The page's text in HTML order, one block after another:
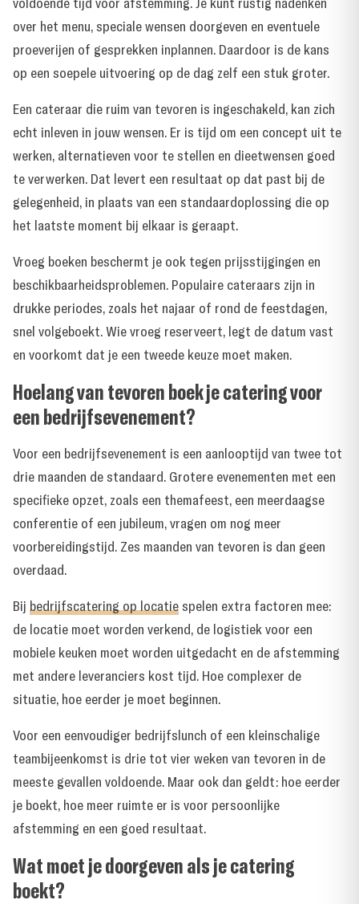
over het menu, speciale wensen doorgeven en eventuele
proeverijen of gesprekken inplannen. Daardoor is de kans
op een soepele uitvoering op de dag zelf een stuk groter.
Een cateraar die ruim van tevoren is ingeschakeld, kan zich
echt inleven in jouw wensen. Er is tijd om een concept uit te
werken, alternatieven voor te stellen en dieetwensen goed
te verwerken. Dat levert een resultaat op dat past bij de
gelegenheid, in plaats van een standaardoplossing die op
het laatste moment bij elkaar is geraapt.
Vroeg boeken beschermt je ook tegen prijsstijgingen en
beschikbaarheidsproblemen. Populaire cateraars zijn in
drukke periodes, zoals het najaar of rond de feestdagen,
snel volgeboekt. Wie vroeg reserveert, legt de datum vast
en voorkomt dat je een tweede keuze moet maken.
Hoelang van tevoren boek je catering voor
een bedrijfsevenement?
Voor een bedrijfsevenement is een aanlooptijd van twee tot
drie maanden de standaard. Grotere evenementen met een
specifieke opzet, zoals een themafeest, een meerdaagse
conferentie of een jubileum, vragen om nog meer
voorbereidingstijd. Zes maanden van tevoren is dan geen
overdaad.
Bij bedrijfscatering op locatiespelen extra factoren mee:
de locatie moet worden verkend, de logistiek voor een
mobiele keuken moet worden uitgedacht en de afstemming
met andere leveranciers kost tijd. Hoe complexer de
situatie, hoe eerder je moet beginnen.
Voor een eenvoudiger bedrijfslunch of een kleinschalige
teambijeenkomst is drie tot vier weken van tevoren in de
meeste gevallen voldoende. Maar ook dan geldt: hoe eerder
je boekt, hoe meer ruimte er is voor persoonlijke
afstemming en een goed resultaat.
Wat moet je doorgeven als je catering
boekt?